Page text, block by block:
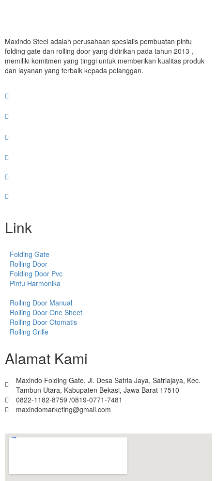
Maxindo Steel adalah perusahaan spesialis pembuatan pintu
folding gate dan rolling door yang didirikan pada tahun 2013 ,
memiliki komitmen yang tinggi untuk memberikan kualitas produk
dan layanan yang terbaik kepada pelanggan.
Link
Folding Gate
Rolling Door
Folding Door Pvc
Pintu Harmonika
Rolling Door Manual
Rolling Door One Sheet
Rolling Door Otomatis
Rolling Grille
Alamat Kami
Maxindo Folding Gate, Jl. Desa Satria Jaya, Satriajaya, Kec.
Tambun Utara, Kabupaten Bekasi, Jawa Barat 17510
0822-1182-8759 /0819-0771-7481
maxindomarketing@gmail.com